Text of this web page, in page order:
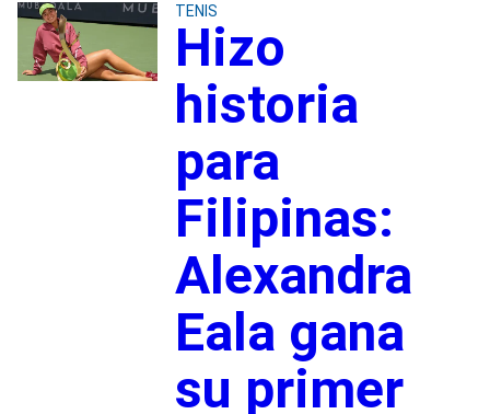
TENIS
Hizo
historia
para
Filipinas:
Alexandra
Eala gana
su primer